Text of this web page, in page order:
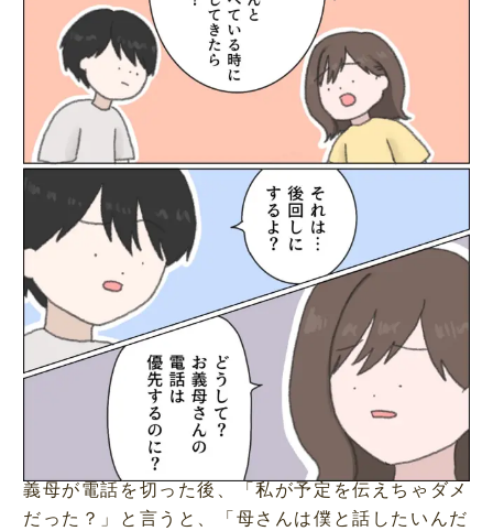
義母が電話を切った後、「私が予定を伝えちゃダメ
だった？」と言うと、「母さんは僕と話したいんだ